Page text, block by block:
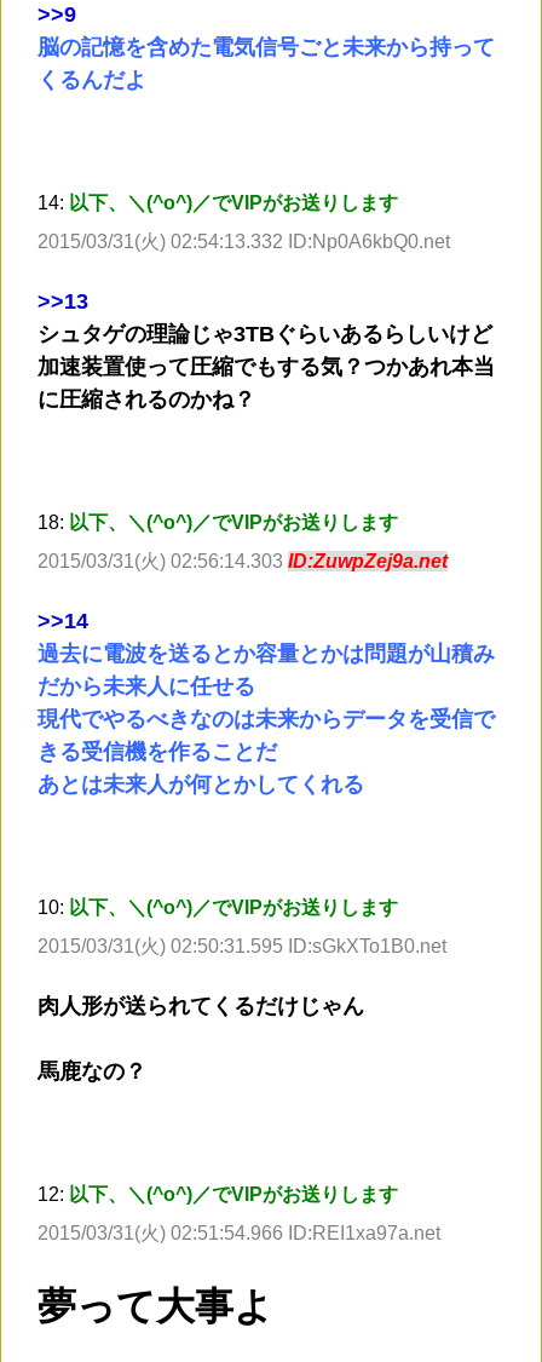
>>9
脳の記憶を含めた電気信号ごと未来から持って
くるんだよ
14: 以下、＼(^o^)／でVIPがお送りします
2015/03/31(火) 02:54:13.332 ID:Np0A6kbQ0.net
>>13
シュタゲの理論じゃ3TBぐらいあるらしいけど
加速装置使って圧縮でもする気？つかあれ本当
に圧縮されるのかね？
18: 以下、＼(^o^)／でVIPがお送りします
2015/03/31(火) 02:56:14.303 ID:ZuwpZej9a.net
>>14
過去に電波を送るとか容量とかは問題が山積み
だから未来人に任せる
現代でやるべきなのは未来からデータを受信で
きる受信機を作ることだ
あとは未来人が何とかしてくれる
10: 以下、＼(^o^)／でVIPがお送りします
2015/03/31(火) 02:50:31.595 ID:sGkXTo1B0.net
肉人形が送られてくるだけじゃん
馬鹿なの？
12: 以下、＼(^o^)／でVIPがお送りします
2015/03/31(火) 02:51:54.966 ID:REI1xa97a.net
夢って大事よ